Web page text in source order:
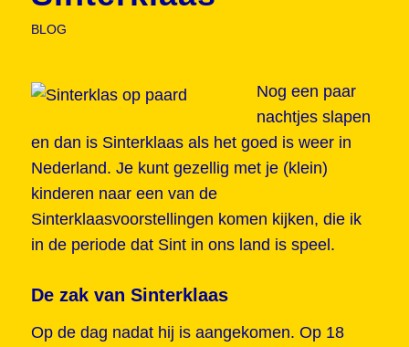
BLOG
Nog een paar
nachtjes slapen
en dan is Sinterklaas als het goed is weer in
Nederland. Je kunt gezellig met je (klein)
kinderen naar een van de
Sinterklaasvoorstellingen komen kijken, die ik
in de periode dat Sint in ons land is speel.
De zak van Sinterklaas
Op de dag nadat hij is aangekomen. Op 18